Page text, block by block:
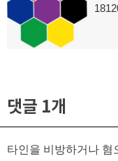
다
댓글 1개
타인을 비방하거나 혐